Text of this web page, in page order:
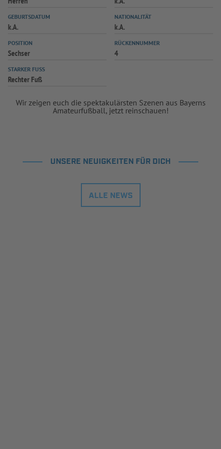
SPIELPLUS
GEBURTSDATUM
k.A.
NATIONALITÄT
k.A.
POSITION
Sechser
RÜCKENNUMMER
4
STARKER FUSS
Rechter Fuß
Wir zeigen euch die spektakulärsten Szenen aus Bayerns
Amateurfußball, jetzt reinschauen!
UNSERE NEUIGKEITEN FÜR DICH
ALLE NEWS